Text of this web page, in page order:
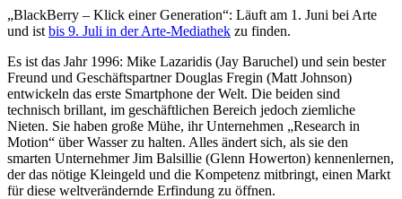
„BlackBerry – Klick einer Generation“: Läuft am 1. Juni bei Arte
und ist bis 9. Juli in der Arte-Mediathek zu finden.
Es ist das Jahr 1996: Mike Lazaridis (Jay Baruchel) und sein bester
Freund und Geschäftspartner Douglas Fregin (Matt Johnson)
entwickeln das erste Smartphone der Welt. Die beiden sind
technisch brillant, im geschäftlichen Bereich jedoch ziemliche
Nieten. Sie haben große Mühe, ihr Unternehmen „Research in
Motion“ über Wasser zu halten. Alles ändert sich, als sie den
smarten Unternehmer Jim Balsillie (Glenn Howerton) kennenlernen,
der das nötige Kleingeld und die Kompetenz mitbringt, einen Markt
für diese weltverändernde Erfindung zu öffnen.